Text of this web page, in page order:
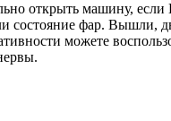
открыть машину,
состояние фар. Вышли,
можете